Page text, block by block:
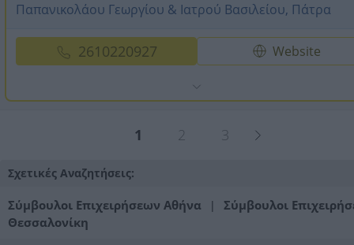
Παπανικολάου Γεωργίου & Ιατρού Βασιλείου, Πάτρα
2610220927 Website
1 2 3
Σχετικές Αναζητήσεις:
Σύμβουλοι Επιχειρήσεων Αθήνα |
Σύμβουλοι
Θεσσαλονίκη